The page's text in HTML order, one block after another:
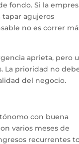
fondo. Si la
tapar agujeros
no es correr
aprieta, pero
La prioridad no
del negocio.
con buena
varios meses de
recurrentes